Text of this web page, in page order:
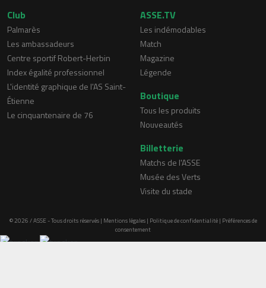
Club
Palmarès
Les ambassadeurs
Centre sportif Robert-Herbin
Index égalité professionnel
L'identité graphique de l'AS Saint-
Étienne
Le cinquantenaire de 76
ASSE.TV
Les indémodables
Match
Magazine
Légende
Boutique
Tous les produits
Nouveautés
Billetterie
Matchs de l'ASSE
Musée des Verts
Visite du stade
© 2026 / ASSE - Tous droits réservés | Mentions légales| Politique de confidentialité| Préférences de
consentement